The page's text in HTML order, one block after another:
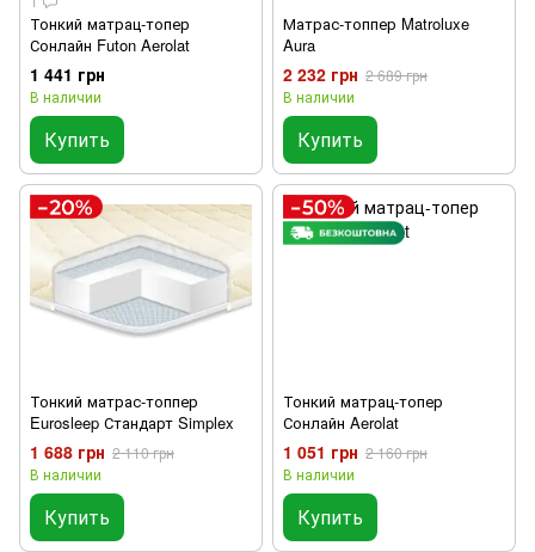
Тонкий матрац-топер
Сонлайн Futon Aerolat
1 441 грн
В наличии
Купить
Матрас-топпер Matroluxe
Aura
2 232 грн 2 689 грн
В наличии
Купить
Тонкий матрас-топпер
Eurosleep Стандарт Simplex
1 688 грн 2 110 грн
В наличии
Купить
Тонкий матрац-топер
Сонлайн Aerolat
1 051 грн 2 160 грн
В наличии
Купить